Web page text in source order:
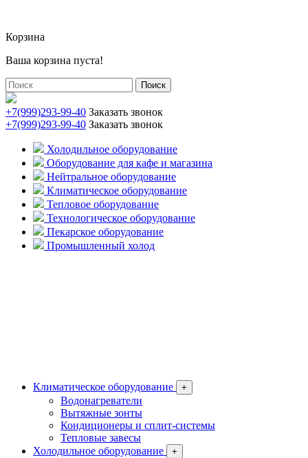
Корзина
Ваша корзина пуста!
Поиск
+7(999)293-99-40 Заказать звонок
+7(999)293-99-40 Заказать звонок
Холодильное оборудование
Оборудование для кафе и магазина
Нейтральное оборудование
Климатическое оборудование
Тепловое оборудование
Технологическое оборудование
Пекарское оборудование
Промышленный холод
Климатическое оборудование +
Водонагреватели
Вытяжные зонты
Кондиционеры и сплит-системы
Тепловые завесы
Холодильное оборудование
+